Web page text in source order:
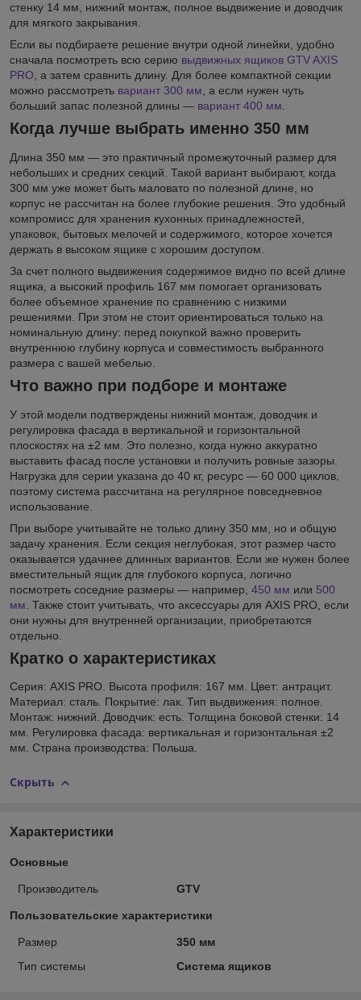
стенку 14 мм, нижний монтаж, полное выдвижение и доводчик
для мягкого закрывания.
Если вы подбираете решение внутри одной линейки, удобно
сначала посмотреть всю серию выдвижных ящиков GTV AXIS
PRO, а затем сравнить длину. Для более компактной секции
можно рассмотреть вариант 300 мм, а если нужен чуть
больший запас полезной длины — вариант 400 мм.
Когда лучше выбрать именно 350 мм
Длина 350 мм — это практичный промежуточный размер для
небольших и средних секций. Такой вариант выбирают, когда
300 мм уже может быть маловато по полезной длине, но
корпус не рассчитан на более глубокие решения. Это удобный
компромисс для хранения кухонных принадлежностей,
упаковок, бытовых мелочей и содержимого, которое хочется
держать в высоком ящике с хорошим доступом.
За счет полного выдвижения содержимое видно по всей длине
ящика, а высокий профиль 167 мм помогает организовать
более объемное хранение по сравнению с низкими
решениями. При этом не стоит ориентироваться только на
номинальную длину: перед покупкой важно проверить
внутреннюю глубину корпуса и совместимость выбранного
размера с вашей мебелью.
Что важно при подборе и монтаже
У этой модели подтверждены нижний монтаж, доводчик и
регулировка фасада в вертикальной и горизонтальной
плоскостях на ±2 мм. Это полезно, когда нужно аккуратно
выставить фасад после установки и получить ровные зазоры.
Нагрузка для серии указана до 40 кг, ресурс — 60 000 циклов,
поэтому система рассчитана на регулярное повседневное
использование.
При выборе учитывайте не только длину 350 мм, но и общую
задачу хранения. Если секция неглубокая, этот размер часто
оказывается удачнее длинных вариантов. Если же нужен более
вместительный ящик для глубокого корпуса, логично
посмотреть соседние размеры — например, 450 мм или 500
мм . Также стоит учитывать, что аксессуары для AXIS PRO, если
они нужны для внутренней организации, приобретаются
отдельно.
Кратко о характеристиках
Серия: AXIS PRO. Высота профиля: 167 мм. Цвет: антрацит.
Материал: сталь. Покрытие: лак. Тип выдвижения: полное.
Монтаж: нижний. Доводчик: есть. Толщина боковой стенки: 14
мм. Регулировка фасада: вертикальная и горизонтальная ±2
мм. Страна производства: Польша.
Скрыть
Характеристики
Основные
Производитель GTV
Пользовательские характеристики
Размер
350 мм
Тип системы
Система ящиков